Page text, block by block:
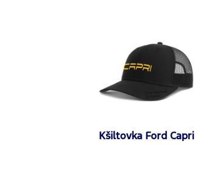
Kšiltovka Ford Capri